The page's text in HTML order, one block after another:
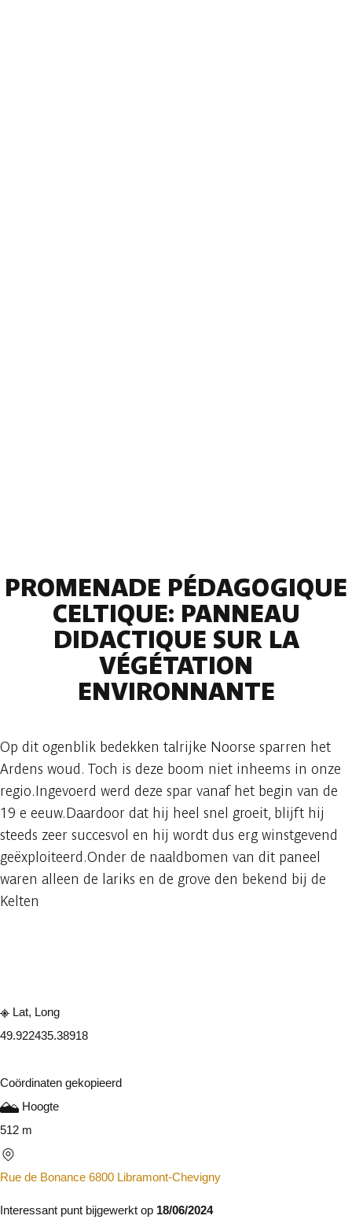
PROMENADE PÉDAGOGIQUE
CELTIQUE: PANNEAU
DIDACTIQUE SUR LA
VÉGÉTATION
ENVIRONNANTE
Op dit ogenblik bedekken talrijke Noorse sparren het
Ardens woud. Toch is deze boom niet inheems in onze
regio.Ingevoerd werd deze spar vanaf het begin van de
19 e eeuw.Daardoor dat hij heel snel groeit, blijft hij
steeds zeer succesvol en hij wordt dus erg winstgevend
geëxploiteerd. Onder de naaldbomen van dit paneel
waren alleen de lariks en de grove den bekend bij de
Kelten
Lat, Long
49.922435.38918
Coördinaten gekopieerd
Hoogte
512 m
Rue de Bonance 6800 Libramont-Chevigny
Interessant punt bijgewerkt op 18/06/2024